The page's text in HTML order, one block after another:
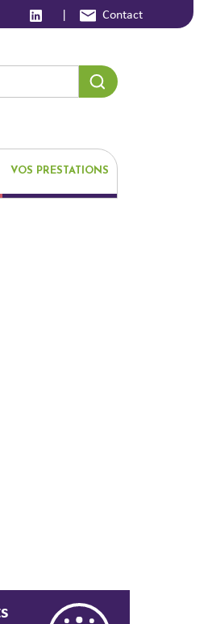
| Contact
VOS PRESTATIONS